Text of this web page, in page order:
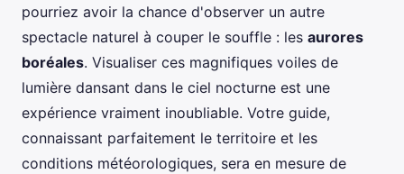
pourriez avoir la chance d'observer un autre
spectacle naturel à couper le souffle : les aurores
boréales. Visualiser ces magnifiques voiles de
lumière dansant dans le ciel nocturne est une
expérience vraiment inoubliable. Votre guide,
connaissant parfaitement le territoire et les
conditions météorologiques, sera en mesure de